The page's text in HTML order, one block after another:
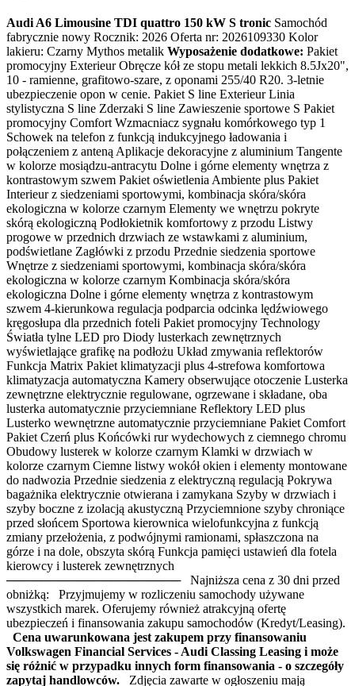
Audi A6 Limousine TDI quattro 150 kW S tronic Samochód
fabrycznie nowy Rocznik: 2026 Oferta nr: 2026109330 Kolor
lakieru: Czarny Mythos metalik Wyposażenie dodatkowe: Pakiet
promocyjny Exterieur Obręcze kół ze stopu metali lekkich 8.5Jx20",
10 - ramienne, grafitowo-szare, z oponami 255/40 R20. 3-letnie
ubezpieczenie opon w cenie. Pakiet S line Exterieur Linia
stylistyczna S line Zderzaki S line Zawieszenie sportowe S Pakiet
promocyjny Comfort Wzmacniacz sygnału komórkowego typ 1
Schowek na telefon z funkcją indukcyjnego ładowania i
połączeniem z anteną Aplikacje dekoracyjne z aluminium Tangente
w kolorze mosiądzu-antracytu Dolne i górne elementy wnętrza z
kontrastowym szwem Pakiet oświetlenia Ambiente plus Pakiet
Interieur z siedzeniami sportowymi, kombinacja skóra/skóra
ekologiczna w kolorze czarnym Elementy we wnętrzu pokryte
skórą ekologiczną Podłokietnik komfortowy z przodu Listwy
progowe w przednich drzwiach ze wstawkami z aluminium,
podświetlane Zagłówki z przodu Przednie siedzenia sportowe
Wnętrze z siedzeniami sportowymi, kombinacja skóra/skóra
ekologiczna w kolorze czarnym Kombinacja skóra/skóra
ekologiczna Dolne i górne elementy wnętrza z kontrastowym
szwem 4-kierunkowa regulacja podparcia odcinka lędźwiowego
kręgosłupa dla przednich foteli Pakiet promocyjny Technology
Światła tylne LED pro Diody lusterkach zewnętrznych
wyświetlające grafikę na podłożu Układ zmywania reflektorów
Funkcja Matrix Pakiet klimatyzacji plus 4-strefowa komfortowa
klimatyzacja automatyczna Kamery obserwujące otoczenie Lusterka
zewnętrzne elektrycznie regulowane, ogrzewane i składane, oba
lusterka automatycznie przyciemniane Reflektory LED plus
Lusterko wewnętrzne automatycznie przyciemniane Pakiet Comfort
Pakiet Czerń plus Końcówki rur wydechowych z ciemnego chromu
Obudowy lusterek w kolorze czarnym Klamki w drzwiach w
kolorze czarnym Ciemne listwy wokół okien i elementy montowane
do nadwozia Przednie siedzenia z elektryczną regulacją Pokrywa
bagażnika elektrycznie otwierana i zamykana Szyby w drzwiach i
szyby boczne z izolacją akustyczną Przyciemnione szyby chroniące
przed słońcem Sportowa kierownica wielofunkcyjna z funkcją
zmiany przełożenia, z podwójnymi ramionami, spłaszczona na
górze i na dole, obszyta skórą Funkcja pamięci ustawień dla fotela
kierowcy i lusterek zewnętrznych
──────────────────── Najniższa cena z 30 dni przed
obniżką: Przyjmujemy w rozliczeniu samochody używane
wszystkich marek. Oferujemy również atrakcyjną ofertę
ubezpieczeń i finansowania zakupu samochodów (Kredyt/Leasing).
Cena uwarunkowana jest zakupem przy finansowaniu
Volkswagen Financial Services - Audi Classing Leasing i może
się różnić w przypadku innych form finansowania - o szczegóły
zapytaj handlowców. Zdjęcia zawarte w ogłoszeniu mają